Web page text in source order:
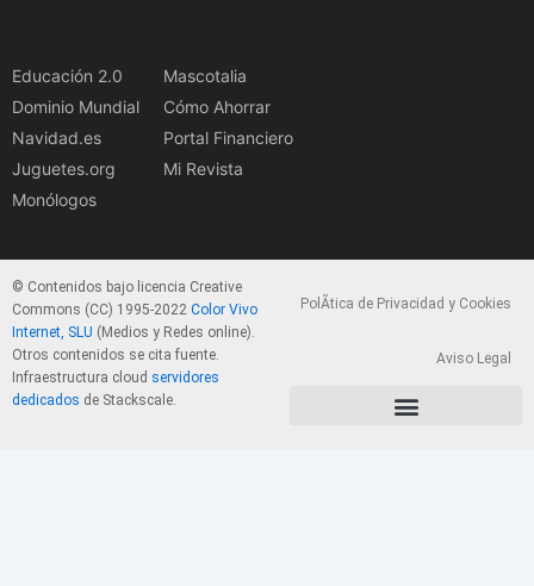
Educación 2.0
Dominio Mundial
Navidad.es
Juguetes.org
Monólogos
Mascotalia
Cómo Ahorrar
Portal Financiero
Mi Revista
© Contenidos bajo licencia Creative
Commons (CC) 1995-2022 Color Vivo
Internet, SLU (Medios y Redes online).
Otros contenidos se cita fuente.
Infraestructura cloud servidores
dedicados de Stackscale.
PolÃ­tica de Privacidad y Cookies
Aviso Legal